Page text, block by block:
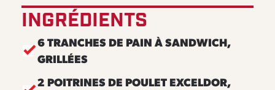
INGRÉDIENTS
6 TRANCHES DE PAIN À SANDWICH,
GRILLÉES
2 POITRINES DE POULET EXCELDOR,